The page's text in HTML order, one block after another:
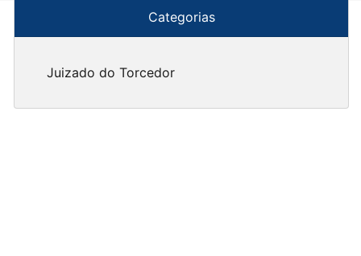
Categorias
Juizado do Torcedor